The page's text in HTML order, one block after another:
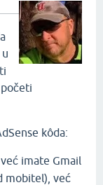
u
kôda:
imate Gmail
mobitel), već